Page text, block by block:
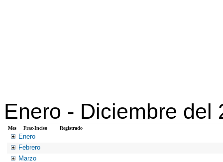
Enero - Diciembre del
Mes Frac-Inciso Registrado
Enero
Febrero
Marzo